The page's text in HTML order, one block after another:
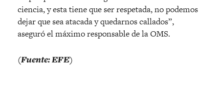
ciencia, y esta tiene que ser respetada, no podemos
dejar que sea atacada y quedarnos callados”,
aseguró el máximo responsable de la OMS.
(Fuente: EFE)